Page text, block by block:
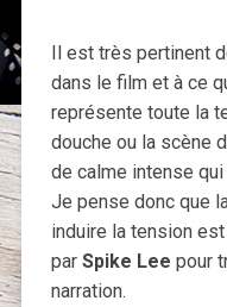
Il est très pertinent
dans le film et à ce
représente toute la
douche ou la scène
de calme intense
Je pense donc que
induire la tension
par Spike Lee pour
narration.